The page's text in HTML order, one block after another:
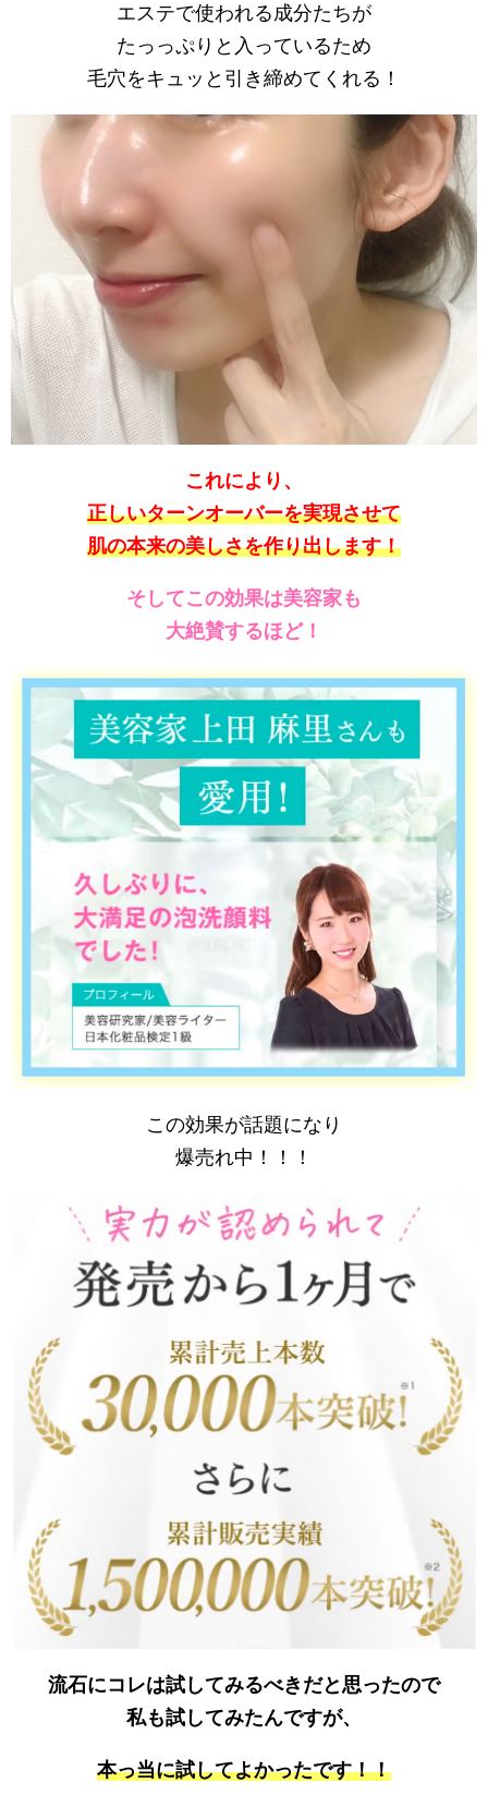
エステで使われる成分たちが
たっっぷりと入っているため
毛穴をキュッと引き締めてくれる！
これにより、
正しいターンオーバーを実現させて
肌の本来の美しさを作り出します！
そしてこの効果は美容家も
大絶賛するほど！
この効果が話題になり
爆売れ中！！！
流石にコレは試してみるべきだと思ったので
私も試してみたんですが、
本っ当に試してよかったです！！